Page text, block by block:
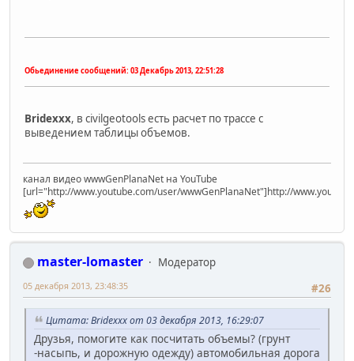
Обьединение сообщений: 03 Декабрь 2013, 22:51:28
Bridexxx, в civilgeotools есть расчет по трассе с
выведением таблицы объемов.
канал видео wwwGenPlanaNet на YouTube
[url="http://www.youtube.com/user/wwwGenPlanaNet"]http://
master-lomaster
Модератор
#26
05 декабря 2013, 23:48:35
Цитата: Bridexxx от 03 декабря 2013, 16:29:07
Друзья, помогите как посчитать объемы? (грунт
-насыпь, и дорожную одежду) автомобильная дорога